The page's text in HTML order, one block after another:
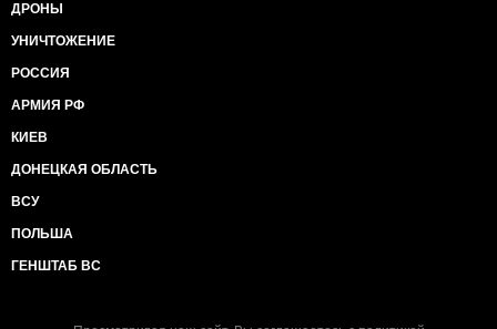
ДРОНЫ
УНИЧТОЖЕНИЕ
РОССИЯ
АРМИЯ РФ
КИЕВ
ДОНЕЦКАЯ ОБЛАСТЬ
ВСУ
ПОЛЬША
ГЕНШТАБ ВС